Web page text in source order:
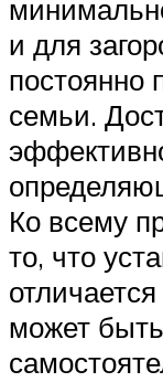
и для
постоянно
семьи.
Ко всему
то, что
может